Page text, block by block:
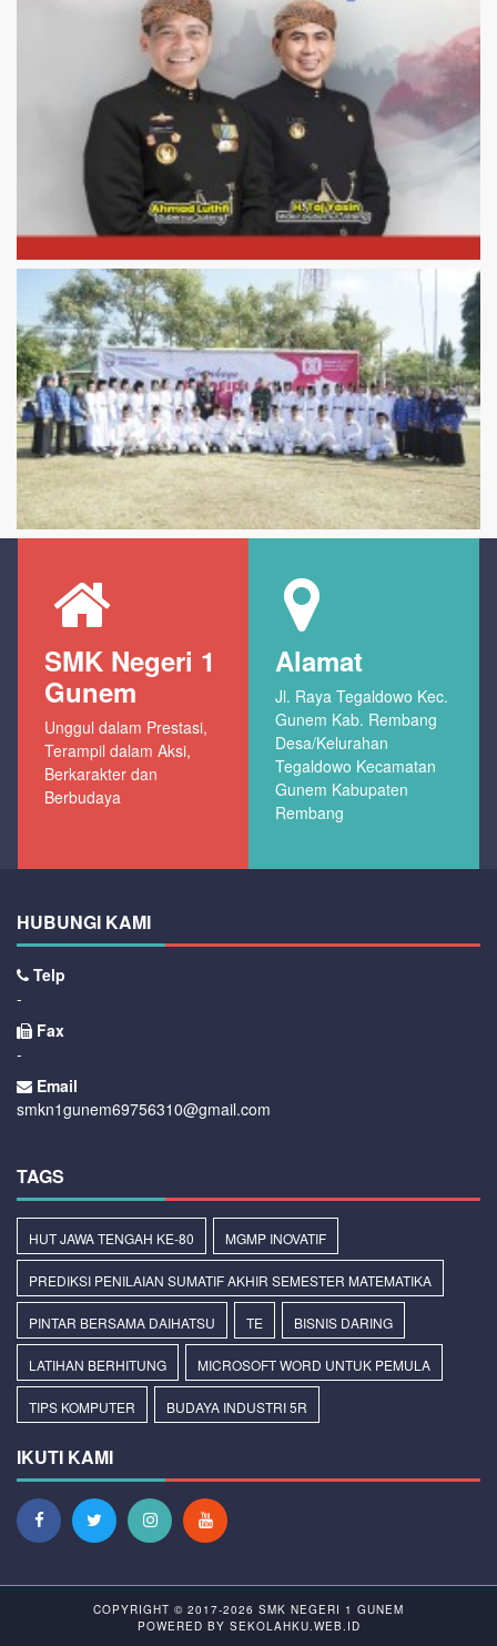
SMK Negeri 1
Gunem
Unggul dalam Prestasi,
Terampil dalam Aksi,
Berkarakter dan
Berbudaya
Alamat
Jl. Raya Tegaldowo Kec.
Gunem Kab. Rembang
Desa/Kelurahan
Tegaldowo Kecamatan
Gunem Kabupaten
Rembang
HUBUNGI KAMI
Telp
-
Fax
-
Email
smkn1gunem69756310@gmail.com
TAGS
HUT JAWA TENGAH KE-80 MGMP INOVATIF
PREDIKSI PENILAIAN SUMATIF AKHIR SEMESTER MATEMATIKA
PINTAR BERSAMA DAIHATSU TE BISNIS DARING
LATIHAN BERHITUNG MICROSOFT WORD UNTUK PEMULA
TIPS KOMPUTER BUDAYA INDUSTRI 5R
IKUTI KAMI
COPYRIGHT © 2017-2026 SMK NEGERI 1 GUNEM
POWERED BY SEKOLAHKU.WEB.ID